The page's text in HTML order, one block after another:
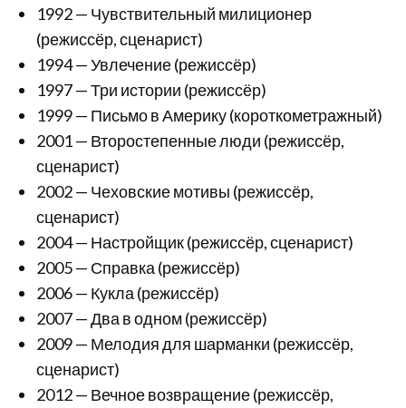
1992 — Чувствительный милиционер
(режиссёр, сценарист)
1994 — Увлечение (режиссёр)
1997 — Три истории (режиссёр)
1999 — Письмо в Америку (короткометражный)
2001 — Второстепенные люди (режиссёр,
сценарист)
2002 — Чеховские мотивы (режиссёр,
сценарист)
2004 — Настройщик (режиссёр, сценарист)
2005 — Справка (режиссёр)
2006 — Кукла (режиссёр)
2007 — Два в одном (режиссёр)
2009 — Мелодия для шарманки (режиссёр,
сценарист)
2012 — Вечное возвращение (режиссёр,